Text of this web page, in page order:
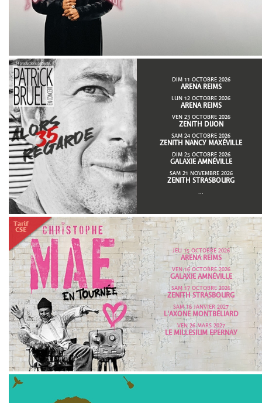
DIM 11 OCTOBRE 2026
ARENA REIMS
LUN 12 OCTOBRE 2026
ARENA REIMS
VEN 23 OCTOBRE 2026
ZENITH DIJON
SAM 24 OCTOBRE 2026
ZENITH NANCY MAXÉVILLE
DIM 25 OCTOBRE 2026
GALAXIE AMNÉVILLE
SAM 21 NOVEMBRE 2026
ZENITH STRASBOURG
...
JEU 15 OCTOBRE 2026
ARENA REIMS
VEN 16 OCTOBRE 2026
GALAXIE AMNÉVILLE
SAM 17 OCTOBRE 2026
ZENITH STRASBOURG
SAM 16 JANVIER 2027
L'AXONE MONTBÉLIARD
VEN 26 MARS 2027
LE MILLESIUM EPERNAY